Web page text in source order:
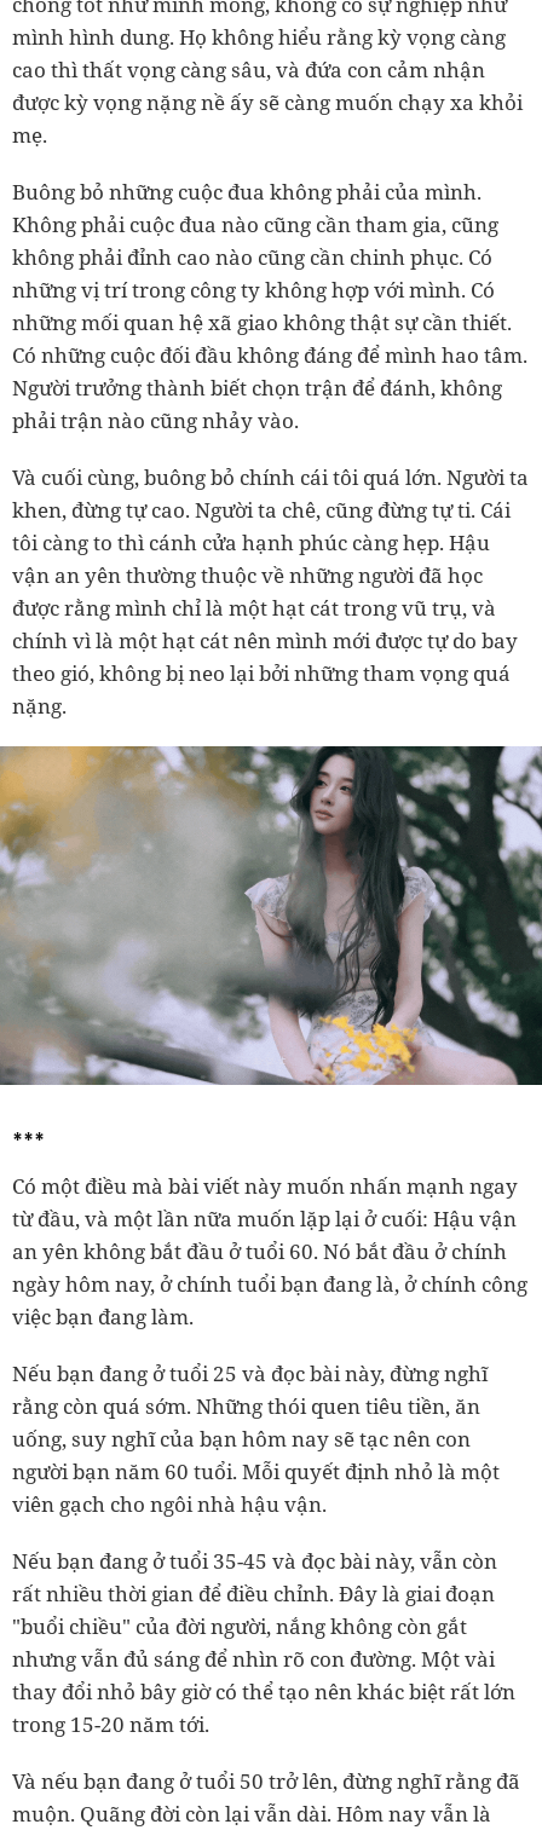
mình hình dung. Họ không hiểu rằng kỳ vọng càng
cao thì thất vọng càng sâu, và đứa con cảm nhận
được kỳ vọng nặng nề ấy sẽ càng muốn chạy xa khỏi
mẹ.
Buông bỏ những cuộc đua không phải của mình.
Không phải cuộc đua nào cũng cần tham gia, cũng
không phải đỉnh cao nào cũng cần chinh phục. Có
những vị trí trong công ty không hợp với mình. Có
những mối quan hệ xã giao không thật sự cần thiết.
Có những cuộc đối đầu không đáng để mình hao tâm.
Người trưởng thành biết chọn trận để đánh, không
phải trận nào cũng nhảy vào.
Và cuối cùng, buông bỏ chính cái tôi quá lớn. Người ta
khen, đừng tự cao. Người ta chê, cũng đừng tự ti. Cái
tôi càng to thì cánh cửa hạnh phúc càng hẹp. Hậu
vận an yên thường thuộc về những người đã học
được rằng mình chỉ là một hạt cát trong vũ trụ, và
chính vì là một hạt cát nên mình mới được tự do bay
theo gió, không bị neo lại bởi những tham vọng quá
nặng.
***
Có một điều mà bài viết này muốn nhấn mạnh ngay
từ đầu, và một lần nữa muốn lặp lại ở cuối: Hậu vận
an yên không bắt đầu ở tuổi 60. Nó bắt đầu ở chính
ngày hôm nay, ở chính tuổi bạn đang là, ở chính công
việc bạn đang làm.
Nếu bạn đang ở tuổi 25 và đọc bài này, đừng nghĩ
rằng còn quá sớm. Những thói quen tiêu tiền, ăn
uống, suy nghĩ của bạn hôm nay sẽ tạc nên con
người bạn năm 60 tuổi. Mỗi quyết định nhỏ là một
viên gạch cho ngôi nhà hậu vận.
Nếu bạn đang ở tuổi 35-45 và đọc bài này, vẫn còn
rất nhiều thời gian để điều chỉnh. Đây là giai đoạn
"buổi chiều" của đời người, nắng không còn gắt
nhưng vẫn đủ sáng để nhìn rõ con đường. Một vài
thay đổi nhỏ bây giờ có thể tạo nên khác biệt rất lớn
trong 15-20 năm tới.
Và nếu bạn đang ở tuổi 50 trở lên, đừng nghĩ rằng đã
muộn. Quãng đời còn lại vẫn dài. Hôm nay vẫn là